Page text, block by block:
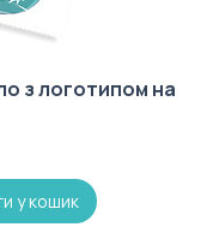
з логотипом на
у кошик